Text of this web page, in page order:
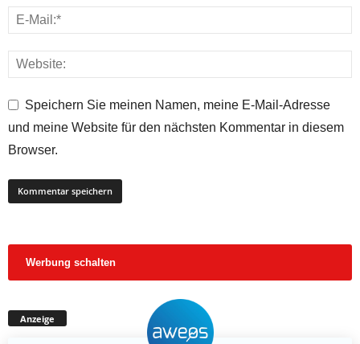
Speichern Sie meinen Namen, meine E-Mail-Adresse
und meine Website für den nächsten Kommentar in diesem
Browser.
Werbung schalten
Anzeige